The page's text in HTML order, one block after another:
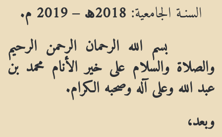
السنـة الجامعية:2018ھ– 2019 م.
بسم الله الرحمان الرحمن الرحيم
والصلاة والسلام على خير الأنام محمد بن
عبد الله وعلى آله وصحبه الكرام.
وبعد،